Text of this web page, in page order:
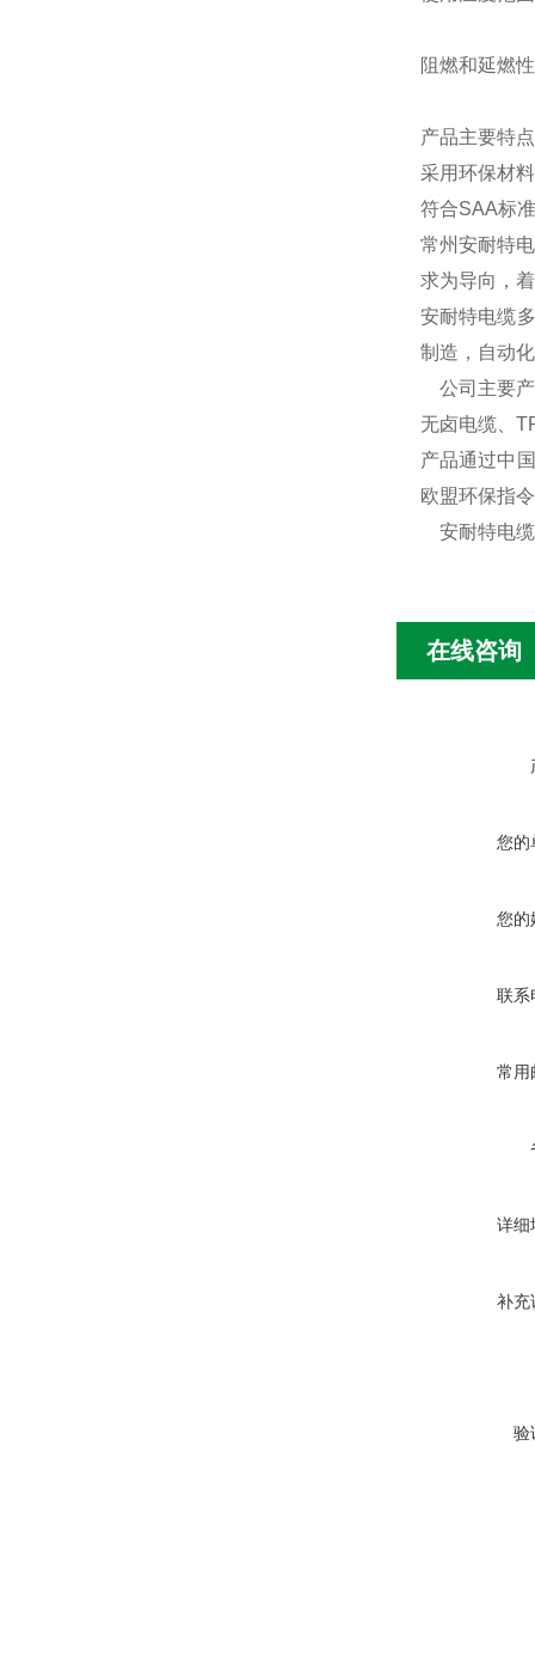
阻燃和延燃
产品主要特点
采用环保材
符合SAA标
常州安耐特
求为导向，
安耐特电缆
制造，自动
公司主要产
无卤电缆、
产品通过中
欧盟环保指
安耐特电缆
在线咨询
您的
您的
联系
常用
详细
补充
验